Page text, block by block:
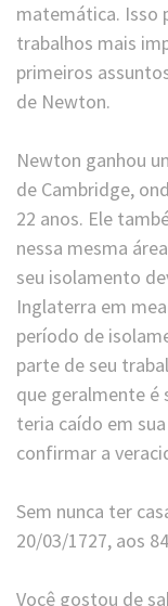
matemática. Isso
trabalhos mais
primeiros
de Newton.
Newton ganhou
de Cambridge,
22 anos. Ele
nessa mesma
seu isolamento
Inglaterra em
período de
parte de seu
que geralmente é
teria caído em
confirmar a
Sem nunca ter
20/03/1727, aos
Você gostou de